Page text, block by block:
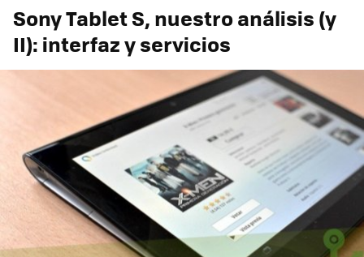
Sony Tablet S, nuestro análisis (y
II): interfaz y servicios